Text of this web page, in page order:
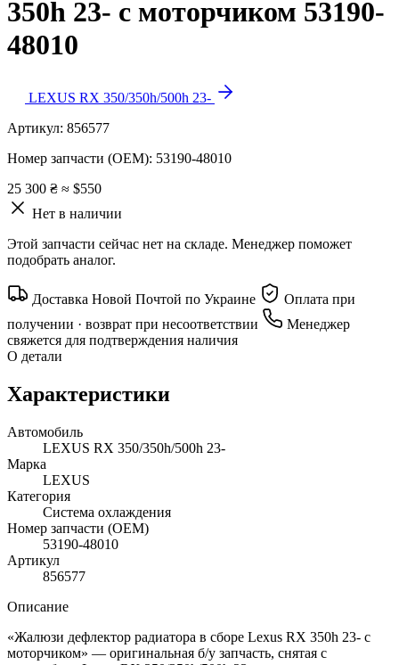
350h 23- с моторчиком 53190-
48010
LEXUS RX 350/350h/500h 23-
Артикул: 856577
Номер запчасти (OEM): 53190-48010
25 300 ₴ ≈ $550
Нет в наличии
Этой запчасти сейчас нет на складе. Менеджер поможет
подобрать аналог.
Доставка Новой Почтой по Украине
Оплата при
получении · возврат при несоответствии
Менеджер
свяжется для подтверждения наличия
О детали
Характеристики
Автомобиль
LEXUS RX 350/350h/500h 23-
Марка
LEXUS
Категория
Система охлаждения
Номер запчасти (OEM)
53190-48010
Артикул
856577
Описание
«Жалюзи дефлектор радиатора в сборе Lexus RX 350h 23- с
моторчиком» — оригинальная б/у запчасть, снятая с